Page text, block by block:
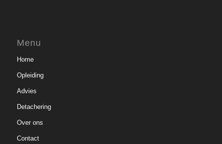
Menu
Home
Opleiding
Advies
Detachering
Over ons
Contact